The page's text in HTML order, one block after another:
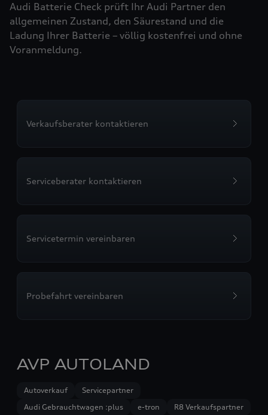
Audi Batterie Check prüft Ihr Audi Partner den
allgemeinen Zustand, den Säurestand und die
Ladung Ihrer Batterie – völlig kostenfrei und ohne
Voranmeldung.
Verkaufsberater kontaktieren
Serviceberater kontaktieren
Servicetermin vereinbaren
Probefahrt vereinbaren
AVP AUTOLAND
Autoverkauf
Servicepartner
Audi Gebrauchtwagen :plus
e-tron
R8 Verkaufspartner